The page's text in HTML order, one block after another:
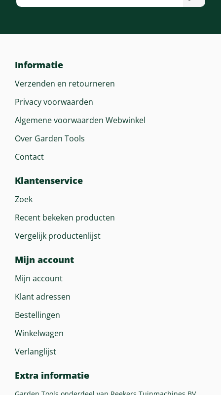
Informatie
Verzenden en retourneren
Privacy voorwaarden
Algemene voorwaarden Webwinkel
Over Garden Tools
Contact
Klantenservice
Zoek
Recent bekeken producten
Vergelijk productenlijst
Mijn account
Mijn account
Klant adressen
Bestellingen
Winkelwagen
Verlanglijst
Extra informatie